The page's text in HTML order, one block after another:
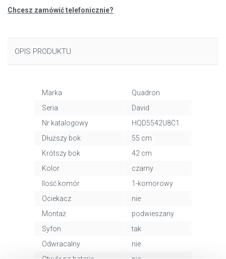
Chcesz zamówić telefonicznie?
OPIS PRODUKTU
Marka
Quadron
Seria
David
Nr katalogowy
HQD5542U8C1
Dłuższy bok
55 cm
Krótszy bok
42 cm
Kolor
czarny
Ilość komór
1-komorowy
Ociekacz
nie
Montaż
podwieszany
Syfon
tak
Odwracalny
nie